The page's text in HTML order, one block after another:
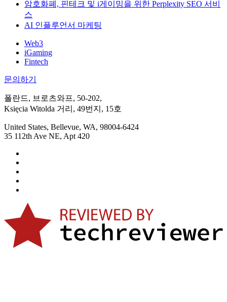
암호화폐, 핀테크 및 i게이밍을 위한 Perplexity SEO 서비
스
AI 인플루언서 마케팅
Web3
iGaming
Fintech
문의하기
폴란드, 브로츠와프, 50-202,
Księcia Witolda 거리, 49번지, 15호
United States, Bellevue, WA, 98004-6424
35 112th Ave NE, Apt 420